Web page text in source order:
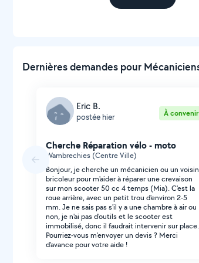
Dernières demandes pour
Eric B.
postée hier À convenir
Cherche Réparation vélo - moto
Wambrechies (Centre Ville)
Bonjour, je cherche un mécanicien ou un voisin
bricoleur pour m'aider à réparer une crevaison
sur mon scooter 50 cc 4 temps (Mia). C'est la
roue arrière, avec un petit trou d'environ 2-5
mm. Je ne sais pas s'il y a une chambre à air ou
non, je n'ai pas d'outils et le scooter est
immobilisé, donc il faudrait intervenir sur place.
Pourriez-vous m'envoyer un devis ? Merci
d'avance pour votre aide !